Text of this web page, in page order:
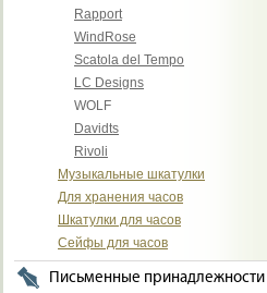
Rapport
WindRose
Scatola del Tempo
LC Designs
WOLF
Davidts
Rivoli
Музыкальные шкатулки
Для хранения часов
Шкатулки для часов
Сейфы для часов
Письменные принадлежности